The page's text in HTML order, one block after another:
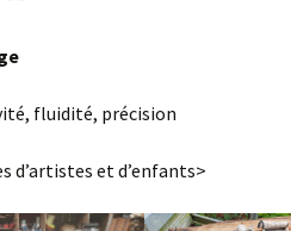
fluidité, précision
d’artistes et d’enfants>